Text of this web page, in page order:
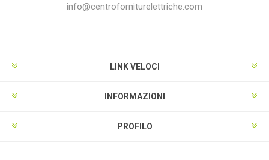
info@centroforniturelettriche.com
LINK VELOCI
INFORMAZIONI
PROFILO